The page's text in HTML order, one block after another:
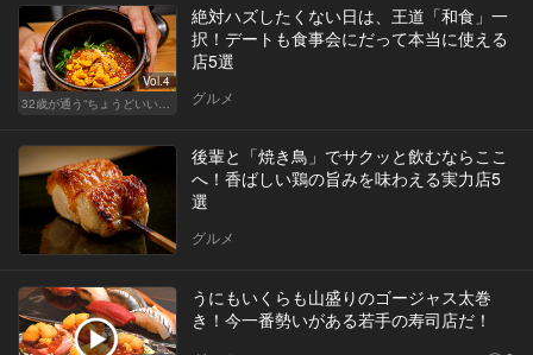
Vol.4
32歳が通う“ちょうどいい”価格の店
絶対ハズしたくない日は、王道「和食」一
択！デートも食事会にだって本当に使える
店5選
グルメ
後輩と「焼き鳥」でサクッと飲むならここ
へ！香ばしい鶏の旨みを味わえる実力店5
選
グルメ
うにもいくらも山盛りのゴージャス太巻
き！今一番勢いがある若手の寿司店だ！